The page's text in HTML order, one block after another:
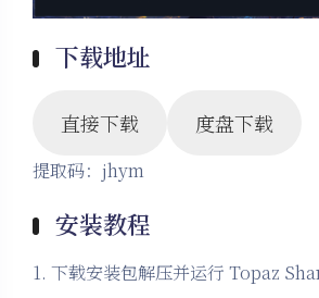
下载地址
直接下载 度盘下载
提取码：jhym
安装教程
1. 下载安装包解压并运行 Topaz